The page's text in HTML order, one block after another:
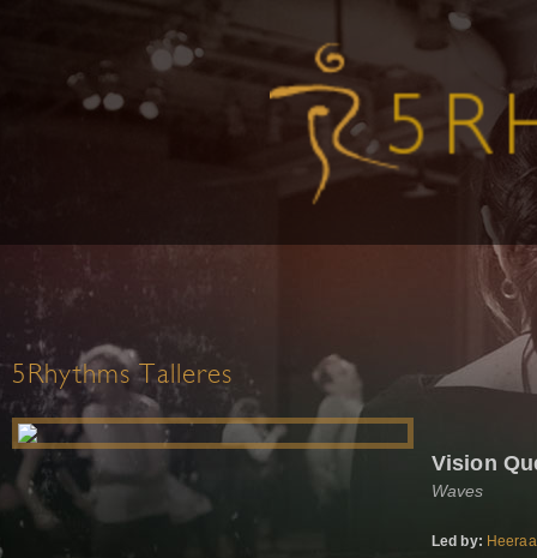
5Rhythms Talleres
Vision
Waves
Led by: